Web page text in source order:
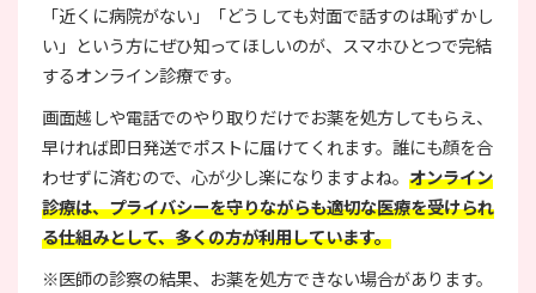
「近くに病院がない」「どうしても対面で話すのは恥ずかし
い」という方にぜひ知ってほしいのが、スマホひとつで完結
するオンライン診療です。
画面越しや電話でのやり取りだけでお薬を処方してもらえ、
早ければ即日発送でポストに届けてくれます。誰にも顔を合
わせずに済むので、心が少し楽になりますよね。 オンライン
診療は、プライバシーを守りながらも適切な医療を受けられ
る仕組みとして、多くの方が利用しています。
※医師の診察の結果、お薬を処方できない場合があります。